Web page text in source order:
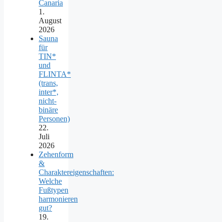
Canaria
1.
August
2026
Sauna
für
TIN*
und
FLINTA*
(trans,
inter*,
nicht-
binäre
Personen)
22.
Juli
2026
Zehenform
&
Charaktereigenschaften:
Welche
Fußtypen
harmonieren
gut?
19.